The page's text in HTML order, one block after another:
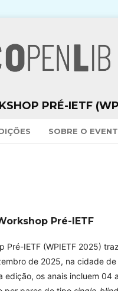
PRÉ-IETF
SOBRE O
Pré-IETF
Pré-IETF (WPIETF 2025)
de 2025, na cidade
edição, os anais incluem